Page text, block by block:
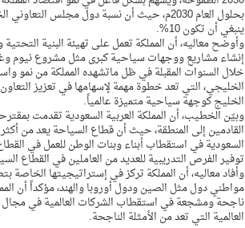
ينبغي أن تكون 10%.
وأوضح معاليه، أن المملكة تعمل على تهيئة البنية
إنشاء مشاريع ووجهات سياحية كبرى مثل مشروع نيوم
خلال السنوات المقبلة في ظل ماتشهده المملكة من نمو
الخليجي، التي تعد خطوة مهمة لإسهامها في تعزيز
الخليج كوجهة سياحية متميزة عالمياً.
وبيّن الخطيب، أن المملكة العربية السعودية تقدمت
القادمين إلى المنطقة، حيث أن قطاع السياحة يعد من
السعودية في استقطاب أبناء وبنات الوطن للعمل في
توفير الفرص التدريبية للعديد من العاملين في القطاع
وأفاد معاليه، أن المملكة تركز في إستراتيجيتها الخاصة
مواطني دول مثل الصين ودول أوروبا والهند، مؤكداً أن
ناجحة ومشجعة في استقطاب الشركات العالمية في مجال
العالمية التي تعد من الأمثلة الناجحة.